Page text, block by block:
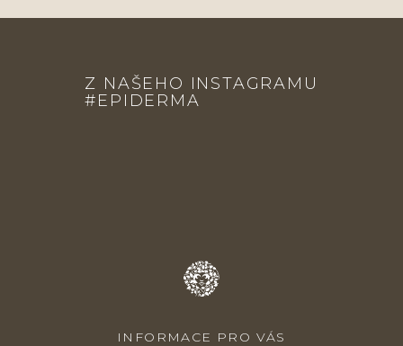
Z NAŠEHO INSTAGRAMU
#EPIDERMA
INFORMACE PRO VÁS